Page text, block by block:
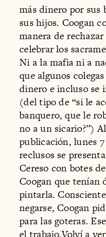
más dinero por sus
sus hijos. Coogan
manera de
celebrar los
Ni a la mafia ni a
que algunos
dinero e incluso se
(del tipo de “si le
banquero, que le
no a un sicario?”)
publicación, lunes
reclusos se
Cereso con botes
Coogan que tenían
pintarla.
negarse, Coogan
para las goteras.
el trabajo.Volví a